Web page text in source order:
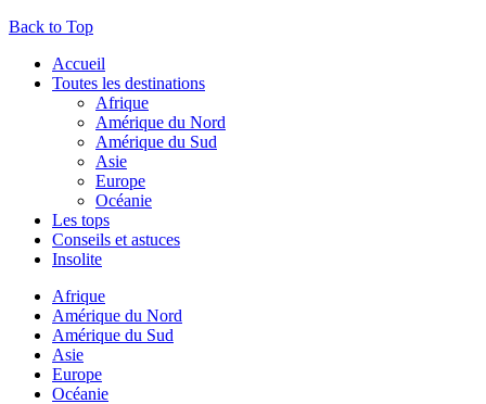
Back to Top
Accueil
Toutes les destinations
Afrique
Amérique du Nord
Amérique du Sud
Asie
Europe
Océanie
Les tops
Conseils et astuces
Insolite
Afrique
Amérique du Nord
Amérique du Sud
Asie
Europe
Océanie